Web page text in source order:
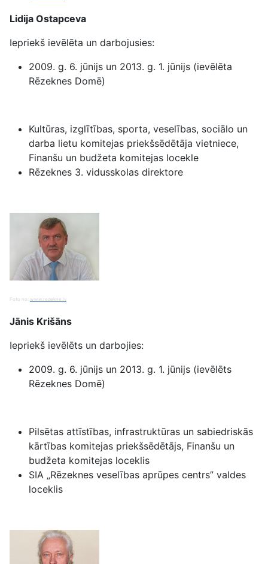
Lidija Ostapceva
Iepriekš ievēlēta un darbojusies:
2009. g. 6. jūnijs un 2013. g. 1. jūnijs (ievēlēta
Rēzeknes Domē)
Kultūras, izglītības, sporta, veselības, sociālo un
darba lietu komitejas priekšsēdētāja vietniece,
Finanšu un budžeta komitejas locekle
Rēzeknes 3. vidusskolas direktore
Foto no: www.rezekne.lv
Jānis Krišāns
Iepriekš ievēlēts un darbojies:
2009. g. 6. jūnijs un 2013. g. 1. jūnijs (ievēlēts
Rēzeknes Domē)
Pilsētas attīstības, infrastruktūras un sabiedriskās
kārtības komitejas priekšsēdētājs, Finanšu un
budžeta komitejas loceklis
SIA „Rēzeknes veselības aprūpes centrs” valdes
loceklis